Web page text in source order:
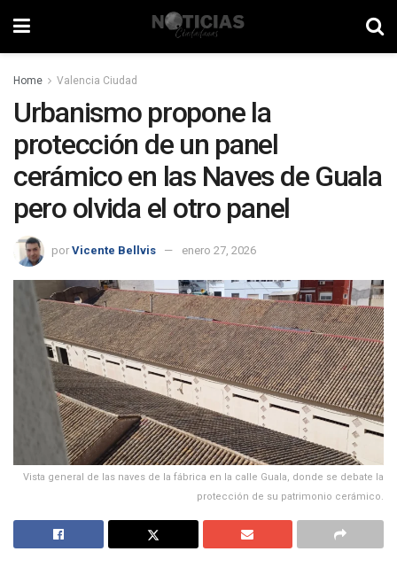
Home Valencia Ciudad
Urbanismo propone la
protección de un panel
cerámico en las Naves de Guala
pero olvida el otro panel
por Vicente Bellvis enero 27, 2026
Vista general de las naves de la fábrica en la calle Guala, donde se debate la
protección de su patrimonio cerámico.